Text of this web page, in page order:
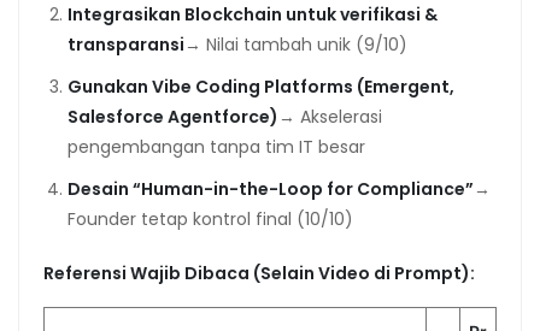
Integrasikan Blockchain untuk verifikasi &
transparansi → Nilai tambah unik (9/10)
Gunakan Vibe Coding Platforms (Emergent,
Salesforce Agentforce) → Akselerasi
pengembangan tanpa tim IT besar
Desain “Human-in-the-Loop for Compliance” →
Founder tetap kontrol final (10/10)
Referensi Wajib Dibaca (Selain Video di Prompt):